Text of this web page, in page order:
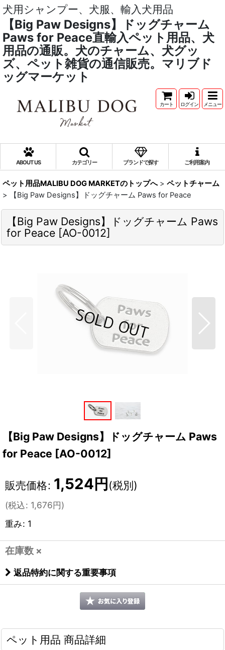
犬用シャンプー、犬服、輸入犬用品
【Big Paw Designs】ドッグチャーム
Paws for Peace直輸入ペット用品、犬
用品の通販。犬のチャーム、犬グッ
ズ、ペット雑貨の通信販売。マリブド
ッグマーケット
カート ログイン メニュー
ABOUT US カテゴリー ブランドで探す ご利用案内
ペット用品MALIBU DOG MARKETのトップへ > ペットチャーム
>
【Big Paw Designs】ドッグチャーム Paws for Peace
【Big Paw Designs】ドッグチャーム Paws
for Peace [AO-0012]
【Big Paw Designs】ドッグチャーム Paws
for Peace [AO-0012]
販売価格: 1,524円(税別)
(税込: 1,676円)
重み: 1
在庫数 ×
返品特約に関する重要事項
ペット用品 商品詳細